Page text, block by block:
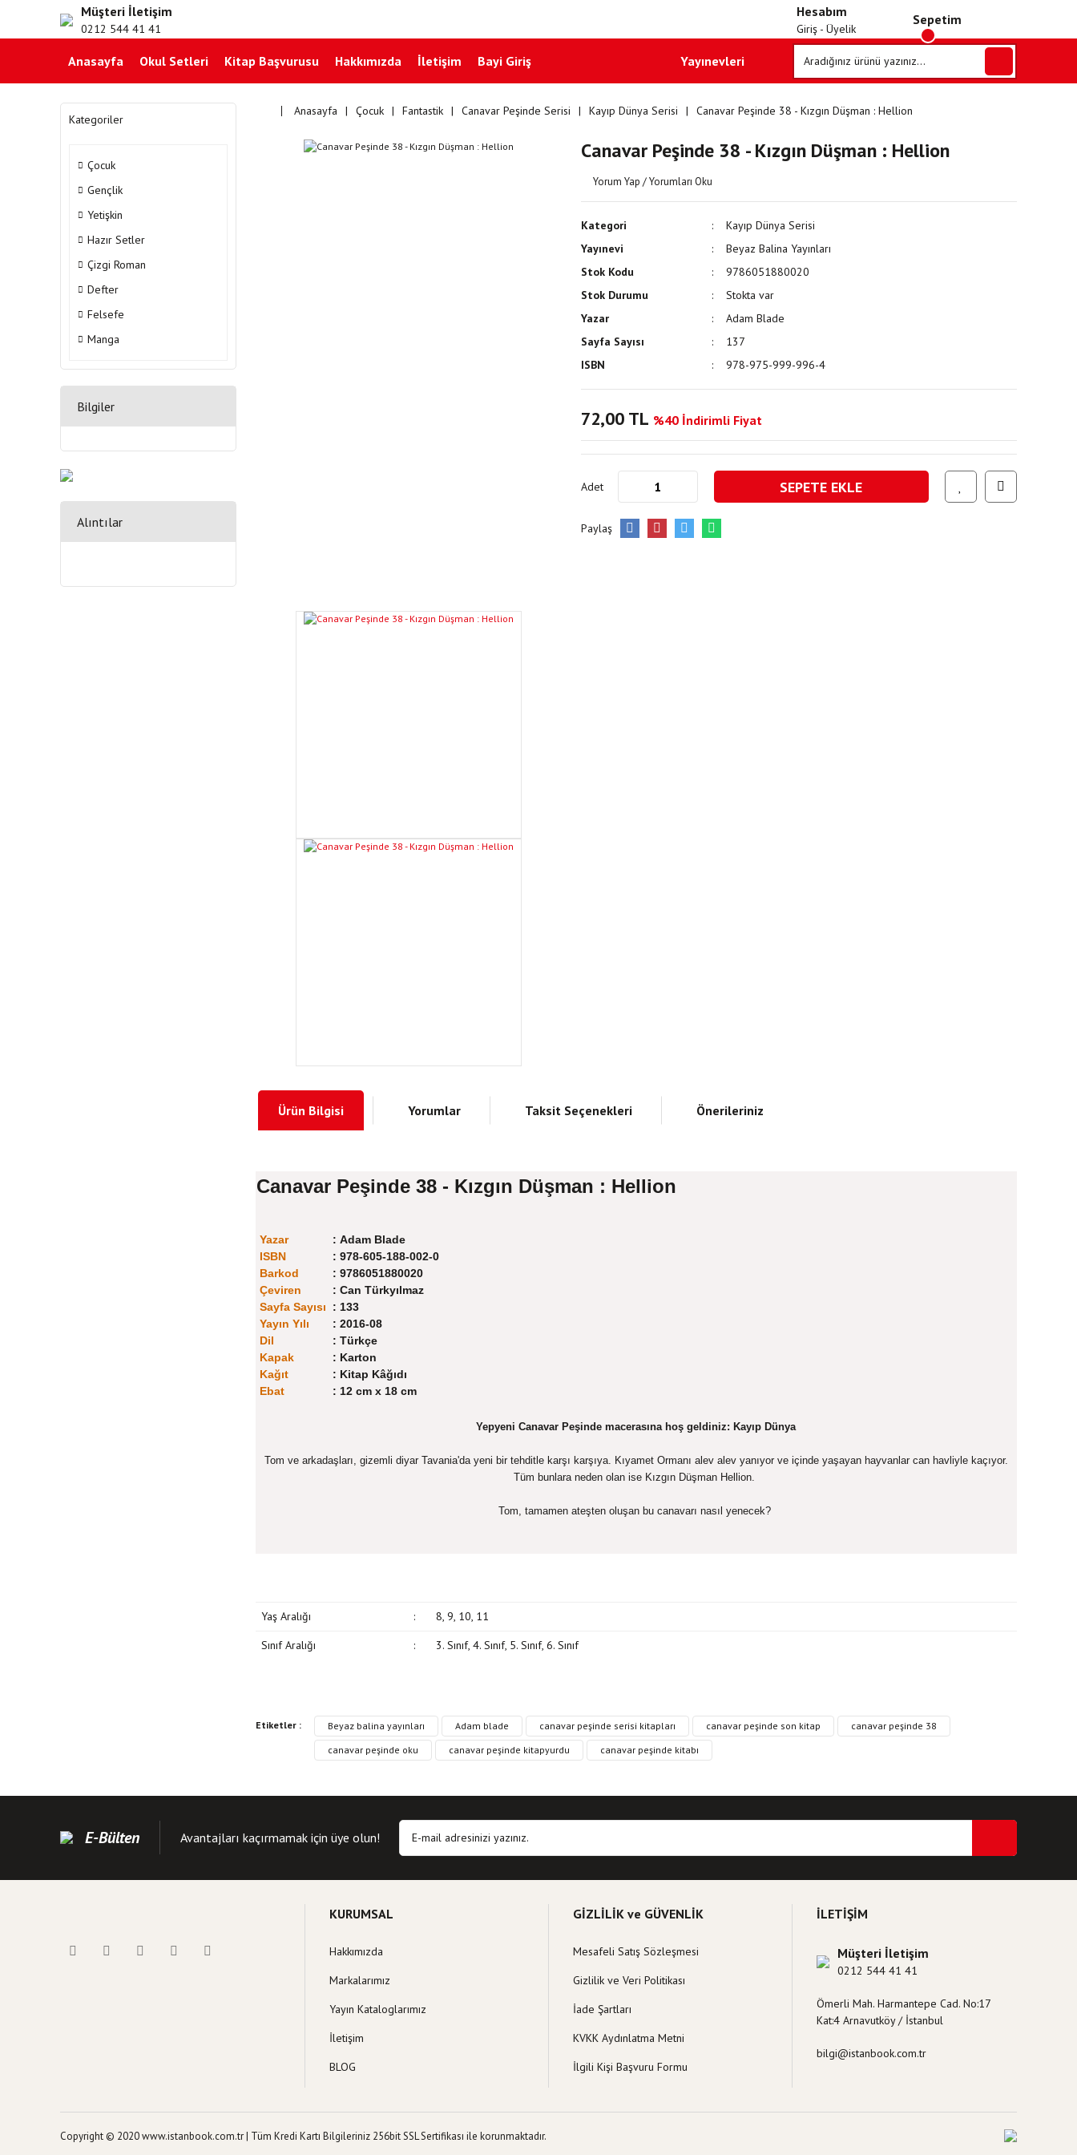
Müşteri İletişim
0212 544 41 41
Hesabım
Giriş - Üyelik
Sepetim
Anasayfa Okul Setleri Kitap Başvurusu Hakkımızda İletişim Bayi Giriş Yayınevleri
Kategoriler
Çocuk
Gençlik
Yetişkin
Hazır Setler
Çizgi Roman
Defter
Felsefe
Manga
Bilgiler
Alıntılar
Anasayfa Çocuk Fantastik Canavar Peşinde Serisi Kayıp Dünya Serisi Canavar Peşinde 38 - Kızgın Düşman : Hellion
Canavar Peşinde 38 - Kızgın Düşman : Hellion
Yorum Yap / Yorumları Oku
Kategori
Kayıp Dünya Serisi
Yayınevi
Beyaz Balina Yayınları
Stok Kodu
9786051880020
Stok Durumu
Stokta var
Yazar
Adam Blade
Sayfa Sayısı
137
ISBN
978-975-999-996-4
72,00 TL %40 İndirimli Fiyat
Adet SEPETE EKLE
Paylaş
Ürün Bilgisi Yorumlar Taksit Seçenekleri Önerileriniz
Canavar Peşinde 38 - Kızgın Düşman : Hellion
Yazar : Adam Blade
ISBN
: 978-605-188-002-0
Barkod
: 9786051880020
Çeviren
: Can Türkyılmaz
Sayfa Sayısı
: 133
Yayın Yılı
: 2016-08
Dil
: Türkçe
Kapak
: Karton
Kağıt
: Kitap Kâğıdı
Ebat
: 12 cm x 18 cm
Yepyeni Canavar Peşinde macerasına hoş geldiniz: Kayıp Dünya
Tom ve arkadaşları, gizemli diyar Tavania'da yeni bir tehditle karşı karşıya. Kıyamet Ormanı alev alev yanıyor ve içinde yaşayan hayvanlar can havliyle kaçıyor.
Tüm bunlara neden olan ise Kızgın Düşman Hellion.
Tom, tamamen ateşten oluşan bu canavarı nasıl yenecek?
Yaş Aralığı :
8, 9, 10, 11
Sınıf Aralığı
: 3. Sınıf, 4. Sınıf, 5. Sınıf, 6. Sınıf
Bu kitaba ilk yorumu siz yapın!
Yorum Yaz
Bu kitabın fiyat bilgisi, resim, kitap açıklamalarında ve diğer konularda yetersiz gördüğünüz noktaları öneri formunu kullanarak tarafımıza iletebilirsiniz.
Görüş ve önerileriniz için teşekkür ederiz.
Kitap bilgilerinde hatalar bulunuyor.
Kitap fiyatı diğer sitelerden daha pahalı.
Gönder
Etiketler : Beyaz balina yayınları Adam blade canavar peşinde serisi kitapları canavar peşinde son kitap
canavar peşinde 38
canavar peşinde oku
canavar peşinde kitapyurdu canavar peşinde kitabı
E-Bülten Avantajları kaçırmamak için üye olun!
KURUMSAL
Hakkımızda
Markalarımız
Yayın Kataloglarımız
İletişim
BLOG
GİZLİLİK ve GÜVENLİK
Mesafeli Satış Sözleşmesi
Gizlilik ve Veri Politikası
İade Şartları
KVKK Aydınlatma Metni
İlgili Kişi Başvuru Formu
İLETİŞİM
Müşteri İletişim
0212 544 41 41
Ömerli Mah. Harmantepe Cad. No:17
Kat:4 Arnavutköy / İstanbul
bilgi@istanbook.com.tr
Copyright © 2020 www.istanbook.com.tr | Tüm Kredi Kartı Bilgileriniz 256bit SSL Sertifikası ile korunmaktadır.